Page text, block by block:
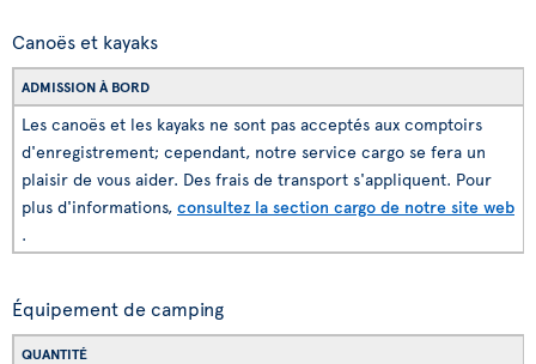
Canoës et kayaks
ADMISSION À BORD
Les canoës et les kayaks ne sont pas acceptés aux comptoirs
d'enregistrement; cependant, notre service cargo se fera un
plaisir de vous aider. Des frais de transport s'appliquent. Pour
plus d'informations, consultez la section cargo de notre site web
.
Équipement de camping
QUANTITÉ